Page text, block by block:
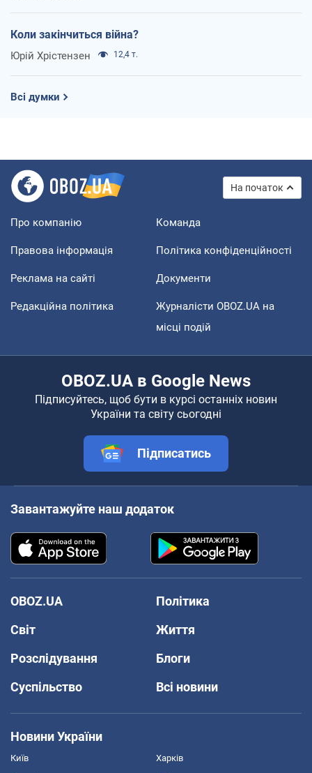
Коли закінчиться війна?
Юрій Хрістензен 12,4 т.
Всі думки
На початок
Про компанію Команда
Правова інформація Політика конфіденційності
Реклама на сайті Документи
Редакційна політика
Журналісти OBOZ.UA на
місці подій
OBOZ.UA в Google News
Підписуйтесь, щоб бути в курсі останніх новин
України та світу сьогодні
Підписатись
Завантажуйте наш додаток
OBOZ.UA
Політика
Світ
Життя
Розслідування
Блоги
Суспільство
Всі новини
Новини України
Київ Харків